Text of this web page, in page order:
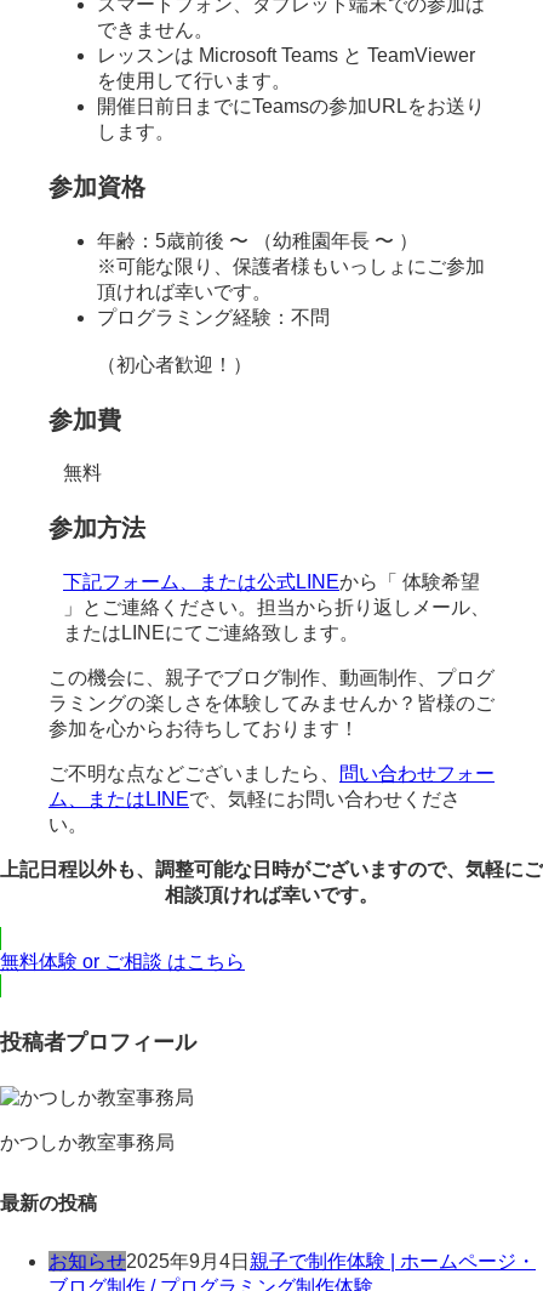
できません。
レッスンは Microsoft Teams と TeamViewer
を使用して行います。
開催日前日までにTeamsの参加URLをお送り
します。
参加資格
年齢：5歳前後 〜 （幼稚園年長 〜 ）
※可能な限り、保護者様もいっしょにご参加
頂ければ幸いです。
プログラミング経験：不問
（初心者歓迎！）
参加費
無料
参加方法
下記フォーム、または公式LINEから「 体験希望
」とご連絡ください。担当から折り返しメール、
またはLINEにてご連絡致します。
この機会に、親子でブログ制作、動画制作、プログ
ラミングの楽しさを体験してみませんか？皆様のご
参加を心からお待ちしております！
ご不明な点などございましたら、
問い合わせフォー
ム、またはLINEで、気軽にお問い合わせくださ
い。
上記日程以外も、調整可能な日時がございますので、気軽にご
相談頂ければ幸いです。
無料体験 or ご相談 はこちら
投稿者プロフィール
かつしか教室事務局
最新の投稿
お知らせ2025年9月4日 親子で制作体験 | ホームページ・
ブログ制作 / プログラミング制作体験